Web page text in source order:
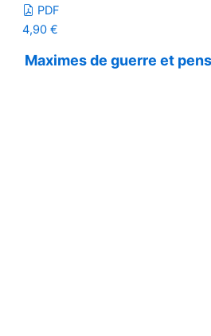
PDF
4,90 €
Maximes de guerre et